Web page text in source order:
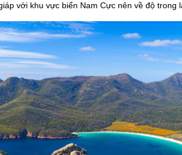
với khu vực biển Nam Cực nên về độ